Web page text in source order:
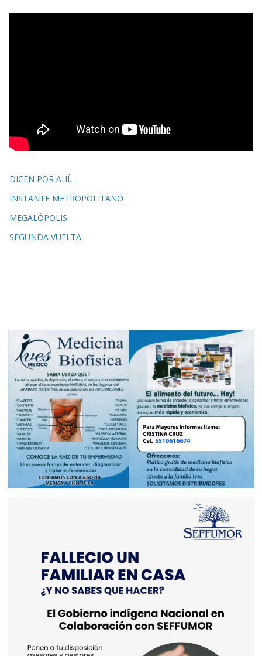
DICEN POR AHÍ…
INSTANTE METROPOLITANO
MEGALÓPOLIS
SEGUNDA VUELTA